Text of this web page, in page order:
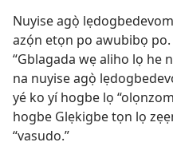
Nuyise agọ̀
azọ́n etọn po awubibọ po.
“Gblagada wẹ aliho lọ he
na nuyise agọ̀
yé ko yí hogbe lọ
hogbe Glẹkigbe tọn lọ
“vasudo.”